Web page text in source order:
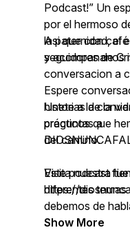
Podcast!” Un
por el hermoso
la paternidad, el
seguidores de
Espere
historias de la
prácticos que
del camino.
Este podcast
diferentes
debemos de
para crecer en
Asi que con
y acompananos
conversacion a
Unete a la
preguntas a
Visita nuestra
https://
Show More